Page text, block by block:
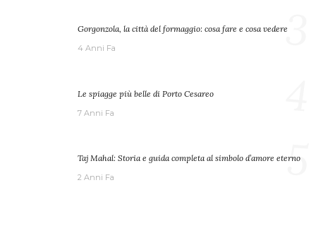
Gorgonzola, la città del formaggio: cosa fare e cosa vedere
4 Anni Fa 3
Le spiagge più belle di Porto Cesareo
7 Anni Fa
Taj Mahal: Storia e guida completa al simbolo d’amore eterno
2 Anni Fa 5